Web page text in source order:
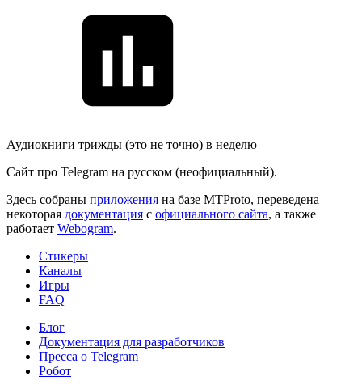
Аудиокниги трижды (это не точно) в неделю
Сайт про Telegram на русском (неофициальный).
Здесь собраны приложения на базе MTProto, переведена
некоторая документация с официального сайта, а также
работает Webogram.
Стикеры
Каналы
Игры
FAQ
Блог
Документация для разработчиков
Пресса о Telegram
Робот